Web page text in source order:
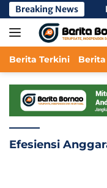
Langsung
ke
konten
Breaking News
Hilir
Berita Terkini
Efesiensi